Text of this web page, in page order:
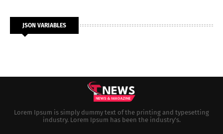
JSON VARIABLES
Lorem Ipsum is simply dummy text of the printing and typesetting
industry. Lorem Ipsum has been the industry's.